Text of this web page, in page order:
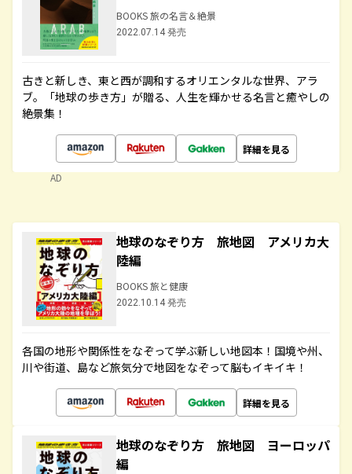
BOOKS 旅の名言＆絶景
2022.07.14 発売
古きと新しき、東と西が調和するオリエンタルな世界、アラ
ブ。「地球の歩き方」が贈る、人生を輝かせる名言と癒やしの
絶景集！
詳細を見る
AD
地球のなぞり方 旅地図 アメリカ大
陸編
BOOKS 旅と健康
2022.10.14 発売
各国の地形や関係性をなぞって学ぶ新しい地図本！国境や州、
川や街道、島など旅気分で地図をなぞって脳もイキイキ！
詳細を見る
地球のなぞり方 旅地図 ヨーロッパ
編